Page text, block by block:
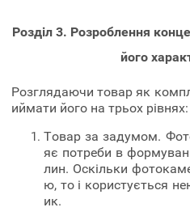
Розділ 3. Розроблення
його
Розглядаючи товар як
иймати його на трьох рівнях:
Товар за задумом.
яє потреби в
лин. Оскільки
ю, то і користується
ик.